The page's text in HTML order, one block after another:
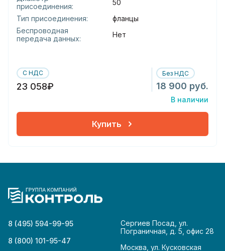
присоединения:
50
Тип присоединения:
фланцы
Беспроводная
передача данных:
Нет
С НДС
23 058₽
Без НДС
18 900 руб.
В наличии
Купить
8 (495) 594-99-95
8 (800) 101-95-47
Сергиев Посад, ул.
Пограничная, д. 5, офис 28
Москва, ул. Кусковская